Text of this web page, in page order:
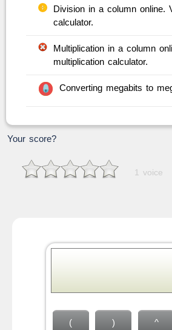
Division in a column online.
calculator.
Multiplication in a column
multiplication calculator.
Converting megabits to
Your score?
1 voice
( ) ^